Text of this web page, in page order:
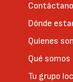
Dónde
Quienes
Qué somos
Tu grupo